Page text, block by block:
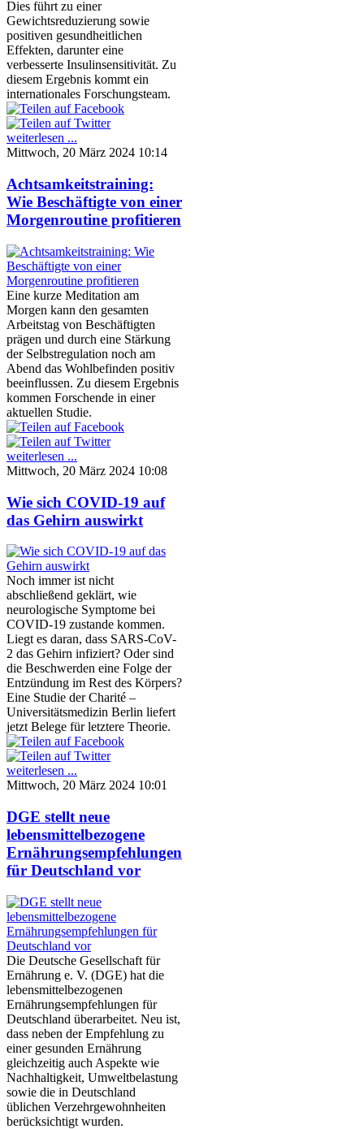
Dies führt zu einer
Gewichtsreduzierung sowie
positiven gesundheitlichen
Effekten, darunter eine
verbesserte Insulinsensitivität. Zu
diesem Ergebnis kommt ein
internationales Forschungsteam.
weiterlesen ...
Mittwoch, 20 März 2024 10:14
Achtsamkeitstraining:
Wie Beschäftigte von einer
Morgenroutine profitieren
Eine kurze Meditation am
Morgen kann den gesamten
Arbeitstag von Beschäftigten
prägen und durch eine Stärkung
der Selbstregulation noch am
Abend das Wohlbefinden positiv
beeinflussen. Zu diesem Ergebnis
kommen Forschende in einer
aktuellen Studie.
weiterlesen ...
Mittwoch, 20 März 2024 10:08
Wie sich COVID-19 auf
das Gehirn auswirkt
Noch immer ist nicht
abschließend geklärt, wie
neurologische Symptome bei
COVID-19 zustande kommen.
Liegt es daran, dass SARS-CoV-
2 das Gehirn infiziert? Oder sind
die Beschwerden eine Folge der
Entzündung im Rest des Körpers?
Eine Studie der Charité –
Universitätsmedizin Berlin liefert
jetzt Belege für letztere Theorie.
weiterlesen ...
Mittwoch, 20 März 2024 10:01
DGE stellt neue
lebensmittelbezogene
Ernährungsempfehlungen
für Deutschland vor
Die Deutsche Gesellschaft für
Ernährung e. V. (DGE) hat die
lebensmittelbezogenen
Ernährungsempfehlungen für
Deutschland überarbeitet. Neu ist,
dass neben der Empfehlung zu
einer gesunden Ernährung
gleichzeitig auch Aspekte wie
Nachhaltigkeit, Umweltbelastung
sowie die in Deutschland
üblichen Verzehrgewohnheiten
berücksichtigt wurden.